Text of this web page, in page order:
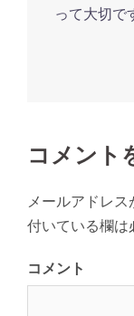
ナ
ョ
って大切で
コメント
メールアドレス
付いている欄は
コメント